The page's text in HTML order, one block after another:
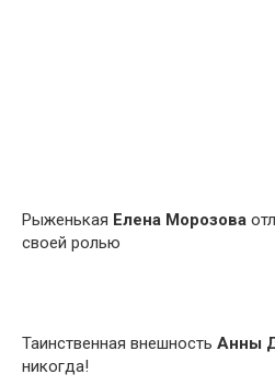
Рыженькая Елена Морозова
своей ролью
Таинственная внешность Анны
никогда!